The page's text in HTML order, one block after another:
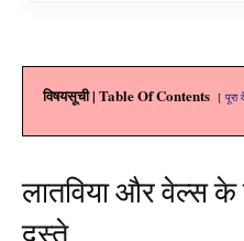
विषयसूची | Table Of Contents पूरा
लातविया और वेल्स के